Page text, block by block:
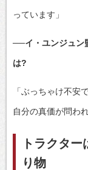
っています」
──イ・ユンジュン
は?
「ぶっちゃけ不安
自分の真価が問わ
トラクタ
り物